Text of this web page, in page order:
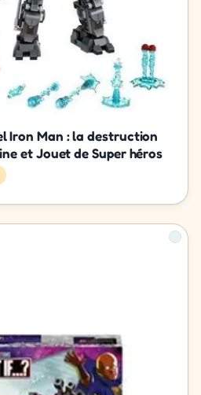
Iron Man : la destruction
et Jouet de Super héros